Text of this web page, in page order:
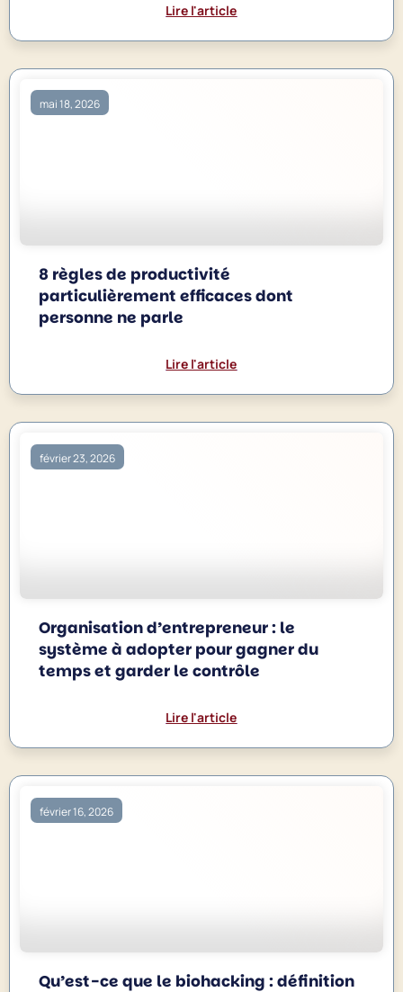
Lire l'article
mai 18, 2026
8 règles de productivité
particulièrement efficaces dont
personne ne parle
Lire l'article
février 23, 2026
Organisation d’entrepreneur : le
système à adopter pour gagner du
temps et garder le contrôle
Lire l'article
février 16, 2026
Qu’est-ce que le biohacking : définition